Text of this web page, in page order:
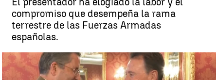
compromiso que desempeña la rama
terrestre de las Fuerzas Armadas
españolas.
Matías Prats, nombrado embajador del Ejército de Tierra |Antena 3